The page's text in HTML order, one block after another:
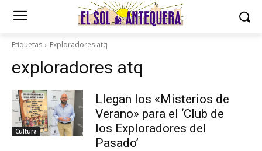
Etiquetas Exploradores atq
exploradores atq
Cultura
Llegan los «Misterios de
Verano» para el ‘Club de
los Exploradores del
Pasado’